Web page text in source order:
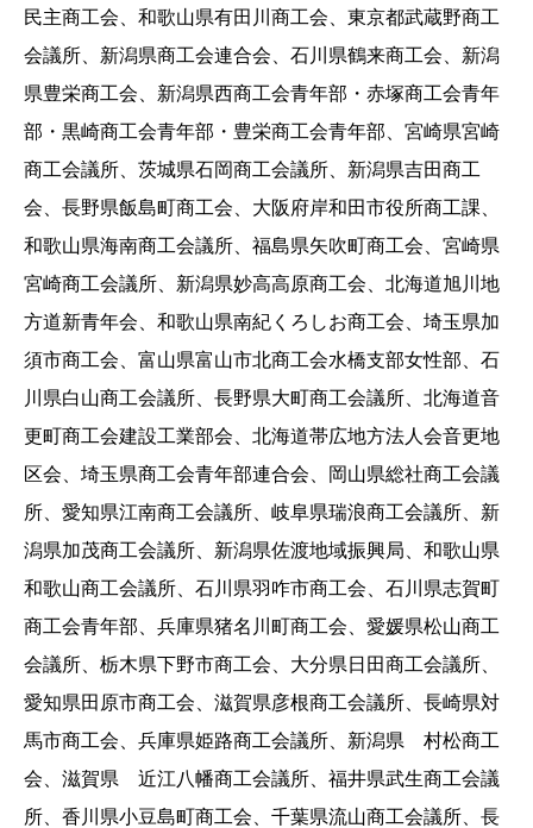
民主商工会、和歌山県有田川商工会、東京都武蔵野商工
会議所、新潟県商工会連合会、石川県鶴来商工会、新潟
県豊栄商工会、新潟県西商工会青年部・赤塚商工会青年
部・黒崎商工会青年部・豊栄商工会青年部、宮崎県宮崎
商工会議所、茨城県石岡商工会議所、新潟県吉田商工
会、長野県飯島町商工会、大阪府岸和田市役所商工課、
和歌山県海南商工会議所、福島県矢吹町商工会、宮崎県
宮崎商工会議所、新潟県妙高高原商工会、北海道旭川地
方道新青年会、和歌山県南紀くろしお商工会、埼玉県加
須市商工会、富山県富山市北商工会水橋支部女性部、石
川県白山商工会議所、長野県大町商工会議所、北海道音
更町商工会建設工業部会、北海道帯広地方法人会音更地
区会、埼玉県商工会青年部連合会、岡山県総社商工会議
所、愛知県江南商工会議所、岐阜県瑞浪商工会議所、新
潟県加茂商工会議所、新潟県佐渡地域振興局、和歌山県
和歌山商工会議所、石川県羽咋市商工会、石川県志賀町
商工会青年部、兵庫県猪名川町商工会、愛媛県松山商工
会議所、栃木県下野市商工会、大分県日田商工会議所、
愛知県田原市商工会、滋賀県彦根商工会議所、長崎県対
馬市商工会、兵庫県姫路商工会議所、新潟県 村松商工
会、滋賀県 近江八幡商工会議所、福井県武生商工会議
所、香川県小豆島町商工会、千葉県流山商工会議所、長